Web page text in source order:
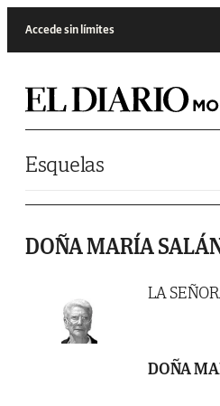
Accede sin límites
Esquelas
DOÑA MARÍA
LA
DOÑA